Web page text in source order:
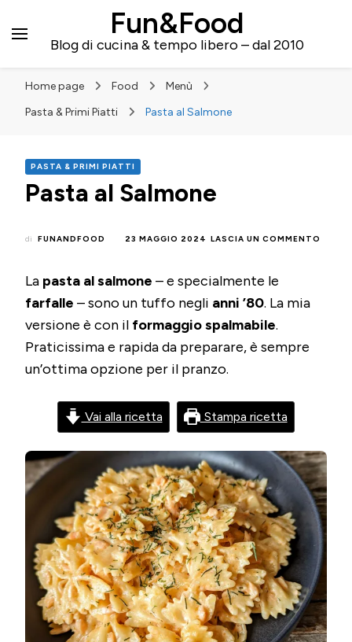
Fun&Food
Blog di cucina & tempo libero – dal 2010
Home page Food
Menù
Pasta & Primi Piatti
Pasta al Salmone
PASTA & PRIMI PIATTI
Pasta al Salmone
di FUNANDFOOD 23 MAGGIO 2024 LASCIA UN COMMENTO
La pasta al salmone – e specialmente le
farfalle – sono un tuffo negli anni ’80. La mia
versione è con il formaggio spalmabile.
Praticissima e rapida da preparare, è sempre
un’ottima opzione per il pranzo.
Vai alla ricetta Stampa ricetta